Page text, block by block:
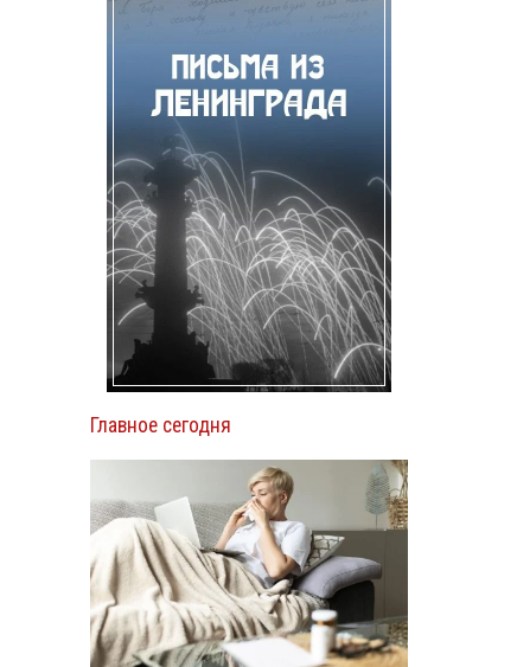
Главное сегодня